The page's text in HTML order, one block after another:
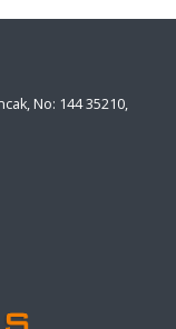
No: 144 35210,